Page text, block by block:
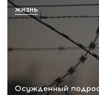
Осужденный
ЖИЗНЬ